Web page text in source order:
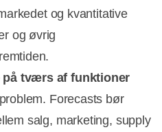
og kvantitative
og øvrig
på tværs af funktioner
Forecasts bør
salg, marketing, supply